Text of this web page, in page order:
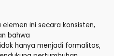
ini secara konsisten,
bahwa
hanya menjadi formalitas,